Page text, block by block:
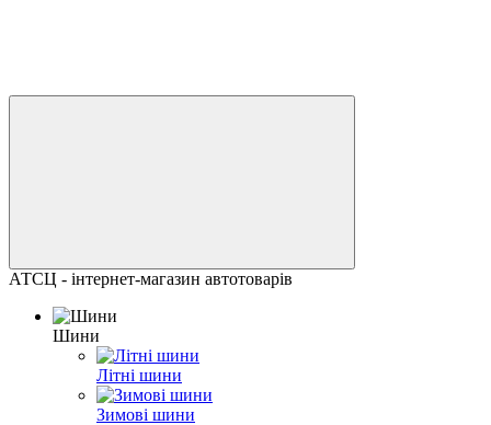
АТСЦ - інтернет-магазин автотоварів
Шини
Літні шини
Зимові шини